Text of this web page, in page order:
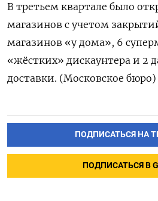
В третьем квартале было
магазинов с учетом
магазинов «у дома», 6
«жёстких» дискаунтера и 2
доставки. (Московское бюро)
ПОДПИСАТЬСЯ НА
ПОДПИСАТЬСЯ В